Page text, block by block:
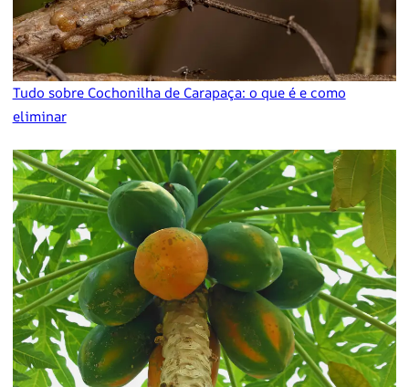
Tudo sobre Cochonilha de Carapaça: o que é e como
eliminar